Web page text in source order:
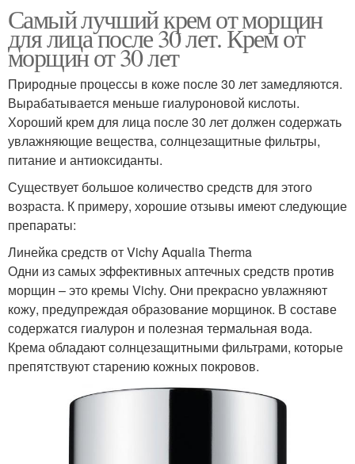
Самый лучший крем от морщин
для лица после 30 лет. Крем от
морщин от 30 лет
Природные процессы в коже после 30 лет замедляются.
Вырабатывается меньше гиалуроновой кислоты.
Хороший крем для лица после 30 лет должен содержать
увлажняющие вещества, солнцезащитные фильтры,
питание и антиоксиданты.
Существует большое количество средств для этого
возраста. К примеру, хорошие отзывы имеют следующие
препараты:
Линейка средств от Vichy Aqualia Therma
Одни из самых эффективных аптечных средств против
морщин – это кремы Vichy. Они прекрасно увлажняют
кожу, предупреждая образование морщинок. В составе
содержатся гиалурон и полезная термальная вода.
Крема обладают солнцезащитными фильтрами, которые
препятствуют старению кожных покровов.